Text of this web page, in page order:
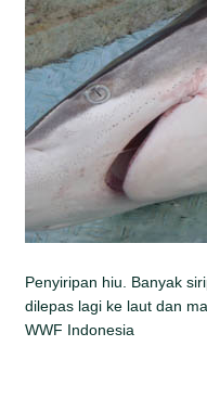
Penyiripan hiu. Banyak
dilepas lagi ke laut dan
WWF Indonesia